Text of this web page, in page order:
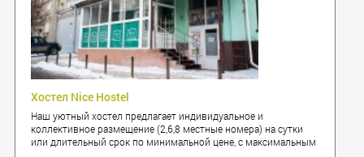
Хостел Nice Hostel
Наш уютный хостел предлагает индивидуальное и
коллективное размещение (2,6,8 местные номера) на сутки
или длительный срок по минимальной цене, с максимальным